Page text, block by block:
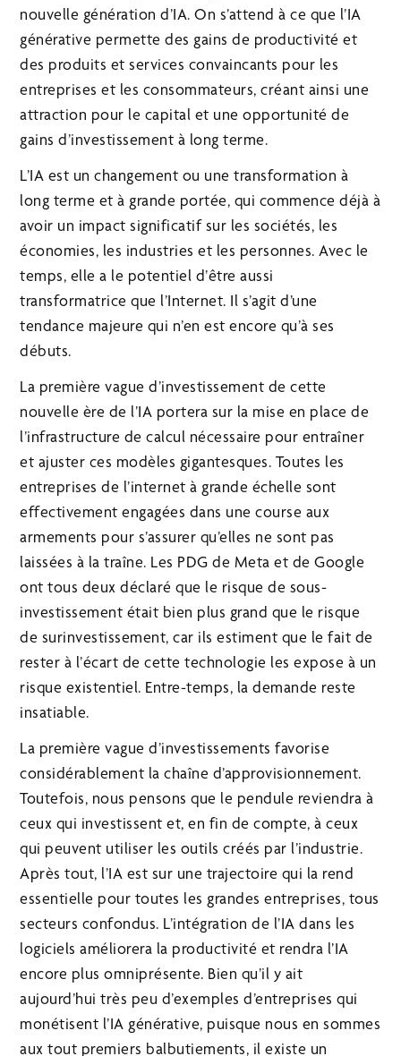
nouvelle génération d’IA. On s’attend à ce que l’IA
générative permette des gains de productivité et
des produits et services convaincants pour les
entreprises et les consommateurs, créant ainsi une
attraction pour le capital et une opportunité de
gains d’investissement à long terme.
L’IA est un changement ou une transformation à
long terme et à grande portée, qui commence déjà à
avoir un impact significatif sur les sociétés, les
économies, les industries et les personnes. Avec le
temps, elle a le potentiel d’être aussi
transformatrice que l’Internet. Il s’agit d’une
tendance majeure qui n’en est encore qu’à ses
débuts.
La première vague d’investissement de cette
nouvelle ère de l’IA portera sur la mise en place de
l’infrastructure de calcul nécessaire pour entraîner
et ajuster ces modèles gigantesques. Toutes les
entreprises de l’internet à grande échelle sont
effectivement engagées dans une course aux
armements pour s’assurer qu’elles ne sont pas
laissées à la traîne. Les PDG de Meta et de Google
ont tous deux déclaré que le risque de sous-
investissement était bien plus grand que le risque
de surinvestissement, car ils estiment que le fait de
rester à l’écart de cette technologie les expose à un
risque existentiel. Entre-temps, la demande reste
insatiable.
La première vague d’investissements favorise
considérablement la chaîne d’approvisionnement.
Toutefois, nous pensons que le pendule reviendra à
ceux qui investissent et, en fin de compte, à ceux
qui peuvent utiliser les outils créés par l’industrie.
Après tout, l’IA est sur une trajectoire qui la rend
essentielle pour toutes les grandes entreprises, tous
secteurs confondus. L’intégration de l’IA dans les
logiciels améliorera la productivité et rendra l’IA
encore plus omniprésente. Bien qu’il y ait
aujourd’hui très peu d’exemples d’entreprises qui
monétisent l’IA générative, puisque nous en sommes
aux tout premiers balbutiements, il existe un